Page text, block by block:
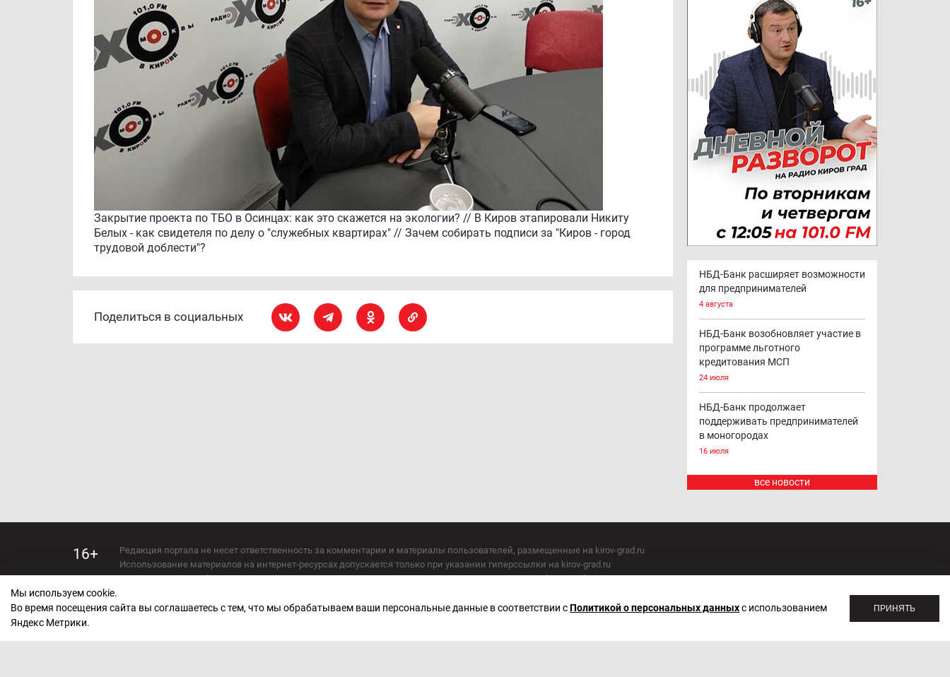
Закрытие проекта по ТБО в Осинцах: как это скажется на экологии? // В Киров этапировали Никиту
Белых - как свидетеля по делу о "служебных квартирах" // Зачем собирать подписи за "Киров - город
трудовой доблести"?
Поделиться в социальных
НБД-Банк расширяет возможности
для предпринимателей
4 августа
НБД-Банк возобновляет участие в
программе льготного
кредитования МСП
24 июля
НБД-Банк продолжает
поддерживать предпринимателей
в моногородах
16 июля
все новости
16+
Редакция портала не несет ответственность за комментарии и материалы пользователей, размещенные на kirov-grad.ru
Использование материалов на интернет-ресурсах допускается только при указании гиперссылки на kirov-grad.ru
Использование любых материалов настоящего СМИ допускается только при указании на ресурс: kirov-grad.ru
СМИ зарегистрировано Федеральной службой по надзору в сфере связи, информационных технологий и массовых коммуникаций 20.07.2018. Регистрационный номер ЭЛ №
Мы используем cookie.
Во время посещения сайта вы соглашаетесь с тем, что мы обрабатываем ваши персональные данные в соответствии сПолитикой о персональных данныхс использованием
Яндекс Метрики.
ПРИНЯТЬ